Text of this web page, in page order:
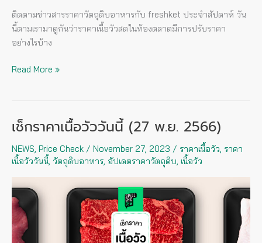
ติดตามข่าวสารราคาวัตถุดิบอาหารกับ freshket ประจำสัปดาห์ วัน
นี้ตามเรามาดูกันว่าราคาเนื้อวัวสดในท้องตลาดมีการปรับราคา
อย่างไรบ้าง
Read More »
เช็กราคาเนื้อวัววันนี้ (27 พ.ย. 2566)
NEWS, Price Check / November 27, 2023 / ราคาเนื้อวัว, ราคา
เนื้อวัววันนี้, วัตถุดิบอาหาร, อัปเดตราคาวัตถุดิบ, เนื้อวัว
เช็
คา
เนื้อ
วัว
วัน
นี้
(27
พ.ย.